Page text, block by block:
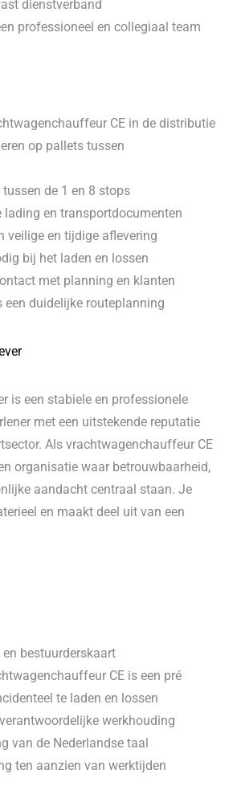
dienstverband
professioneel en collegiaal team
CE in de distributie
op pallets tussen
de 1 en 8 stops
lading en transportdocumenten
veilige en tijdige aflevering
bij het laden en lossen
met planning en klanten
een duidelijke routeplanning
is een stabiele en professionele
met een uitstekende reputatie
Als vrachtwagenchauffeur CE
organisatie waar betrouwbaarheid,
aandacht centraal staan. Je
en maakt deel uit van een
en bestuurderskaart
CE is een pré
te laden en lossen
werkhouding
van de Nederlandse taal
ten aanzien van werktijden